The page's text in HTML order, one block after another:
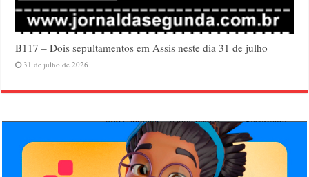
B117 – Dois sepultamentos em Assis neste dia 31 de julho
31 de julho de 2026